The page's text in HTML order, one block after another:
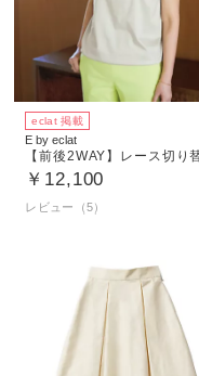
eclat 掲載
E by eclat
￥12,100
レビュー（5）